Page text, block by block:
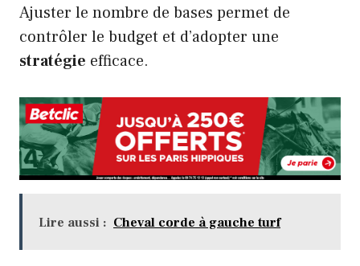
Ajuster le nombre de bases permet de
contrôler le budget et d’adopter une
stratégie efficace.
Lire aussi : Cheval corde à gauche turf